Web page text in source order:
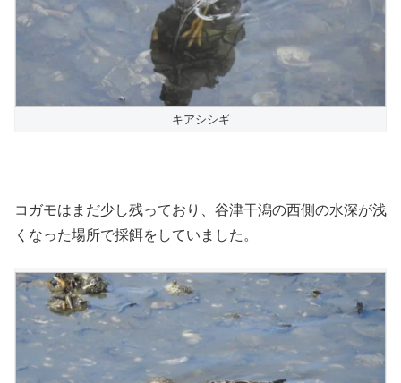
キアシシギ
コガモはまだ少し残っており、谷津干潟の西側の水深が浅
くなった場所で採餌をしていました。